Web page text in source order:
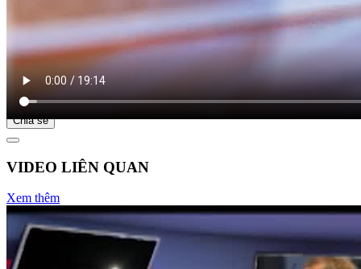
Bắt đầu tại
Chia sẻ
VIDEO LIÊN QUAN
Xem thêm